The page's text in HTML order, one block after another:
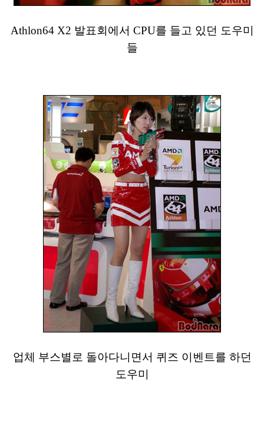
Athlon64 X2 발표회에서 CPU를 들고 있던 도우미
들
업체 부스별로 돌아다니면서 퀴즈 이벤트를 하던
도우미